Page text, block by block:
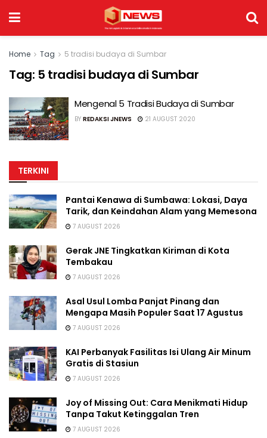
Home Tag 5 tradisi budaya di Sumbar
Tag: 5 tradisi budaya di Sumbar
Mengenal 5 Tradisi Budaya di Sumbar
BY REDAKSI JNEWS 21 AUGUST 2020
TERKINI
Pantai Kenawa di Sumbawa: Lokasi, Daya
Tarik, dan Keindahan Alam yang Memesona
7 AUGUST 2026
Gerak JNE Tingkatkan Kiriman di Kota
Tembakau
7 AUGUST 2026
Asal Usul Lomba Panjat Pinang dan
Mengapa Masih Populer Saat 17 Agustus
7 AUGUST 2026
KAI Perbanyak Fasilitas Isi Ulang Air Minum
Gratis di Stasiun
7 AUGUST 2026
Joy of Missing Out: Cara Menikmati Hidup
Tanpa Takut Ketinggalan Tren
7 AUGUST 2026